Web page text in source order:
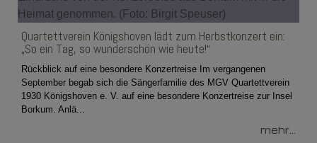
Quartettverein Königshoven lädt zum Herbstkonzert ein:
„So ein Tag, so wunderschön wie heute!“
Rückblick auf eine besondere Konzertreise Im vergangenen
September begab sich die Sängerfamilie des MGV Quartettverein
1930 Königshoven e. V. auf eine besondere Konzertreise zur Insel
Borkum. Anlä...
mehr...